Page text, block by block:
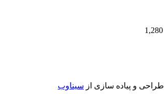
طراحی و پیاده سازی از سیناوب